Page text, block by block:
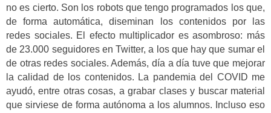
no es cierto. Son los robots que tengo programados los que,
de forma automática, diseminan los contenidos por las
redes sociales. El efecto multiplicador es asombroso: más
de 23.000 seguidores en Twitter, a los que hay que sumar el
de otras redes sociales. Además, día a día tuve que mejorar
la calidad de los contenidos. La pandemia del COVID me
ayudó, entre otras cosas, a grabar clases y buscar material
que sirviese de forma autónoma a los alumnos. Incluso eso